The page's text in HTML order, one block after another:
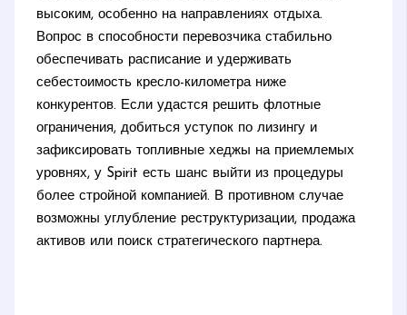
высоким, особенно на направлениях отдыха.
Вопрос в способности перевозчика стабильно
обеспечивать расписание и удерживать
себестоимость кресло-километра ниже
конкурентов. Если удастся решить флотные
ограничения, добиться уступок по лизингу и
зафиксировать топливные хеджы на приемлемых
уровнях, у Spirit есть шанс выйти из процедуры
более стройной компанией. В противном случае
возможны углубление реструктуризации, продажа
активов или поиск стратегического партнера.